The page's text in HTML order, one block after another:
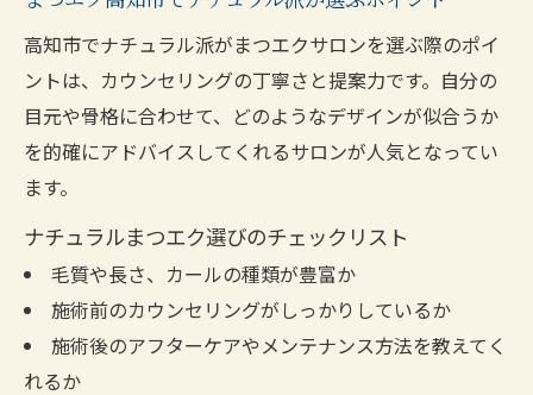
高知市でナチュラル派がまつエクサロンを選ぶ際のポイ
ントは、カウンセリングの丁寧さと提案力です。自分の
目元や骨格に合わせて、どのようなデザインが似合うか
を的確にアドバイスしてくれるサロンが人気となってい
ます。
ナチュラルまつエク選びのチェックリスト
毛質や長さ、カールの種類が豊富か
施術前のカウンセリングがしっかりしているか
施術後のアフターケアやメンテナンス方法を教えてく
れるか